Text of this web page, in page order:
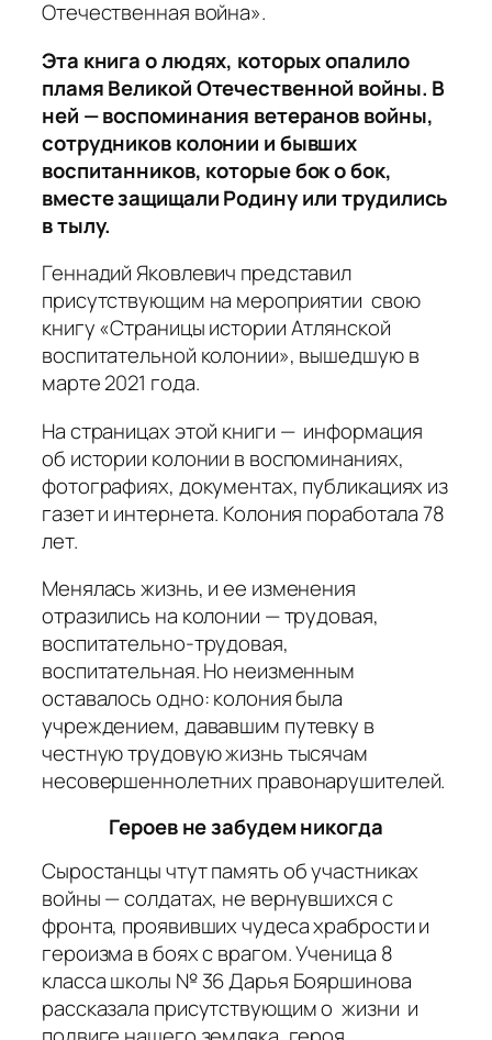
Отечественная война».
Эта книга о людях, которых опалило
пламя Великой Отечественной войны. В
ней — воспоминания ветеранов войны,
сотрудников колонии и бывших
воспитанников, которые бок о бок,
вместе защищали Родину или трудились
в тылу.
Геннадий Яковлевич представил
присутствующим на мероприятии свою
книгу «Страницы истории Атлянской
воспитательной колонии», вышедшую в
марте 2021 года.
На страницах этой книги — информация
об истории колонии в воспоминаниях,
фотографиях, документах, публикациях из
газет и интернета. Колония поработала 78
лет.
Менялась жизнь, и ее изменения
отразились на колонии — трудовая,
воспитательно-трудовая,
воспитательная. Но неизменным
оставалось одно: колония была
учреждением, дававшим путевку в
честную трудовую жизнь тысячам
несовершеннолетних правонарушителей.
Героев не забудем никогда
Сыростанцы чтут память об участниках
войны — солдатах, не вернувшихся с
фронта, проявивших чудеса храбрости и
героизма в боях с врагом. Ученица 8
класса школы № 36 Дарья Бояршинова
рассказала присутствующим о жизни и